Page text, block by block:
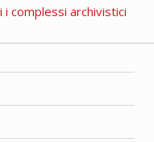
i complessi archivistici